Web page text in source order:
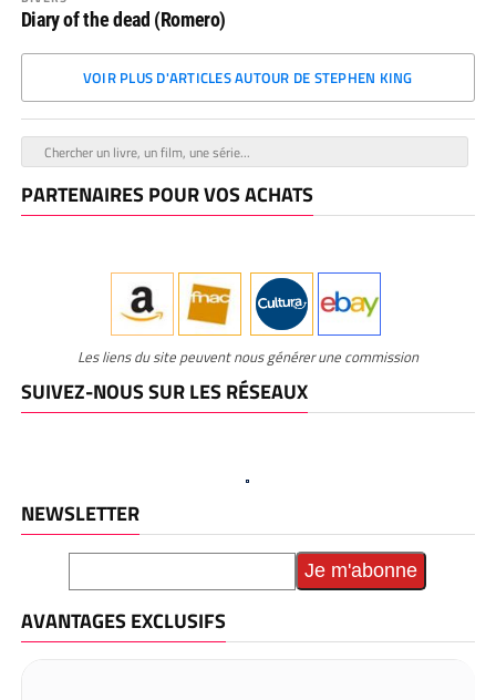
Diary of the dead (Romero)
VOIR PLUS D'ARTICLES AUTOUR DE STEPHEN KING
PARTENAIRES POUR VOS ACHATS
Les liens du site peuvent nous générer une commission
SUIVEZ-NOUS SUR LES RÉSEAUX
NEWSLETTER
AVANTAGES EXCLUSIFS